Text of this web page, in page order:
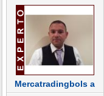
Mercatradingbols a